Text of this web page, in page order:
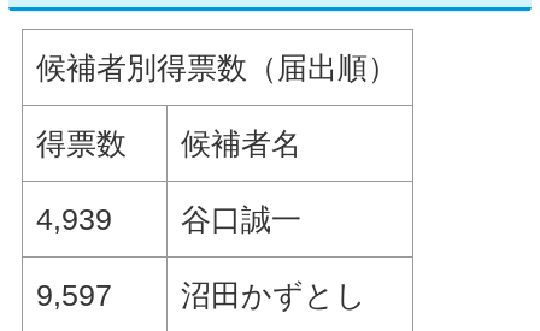
候補者別得票数（届出順）
得票数 候補者名
4,939 谷口誠一
9,597 沼田かずとし